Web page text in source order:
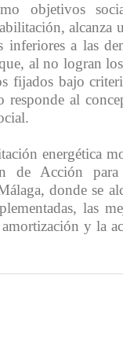
objetivos
alcanza
a las
al no logran
fijados bajo
responde al
energética
de Acción para
donde se
las
y la